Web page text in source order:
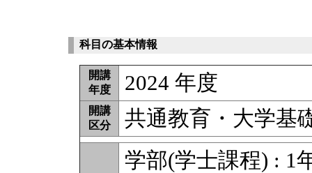
科目の基本情報
開講
年度
2024 年度
開講
区分
共通教育・大学基
学部(学士課程) : 1